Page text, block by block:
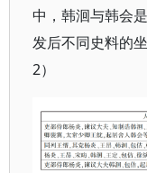
中，韩洄与韩会
发后不同史料的
2）